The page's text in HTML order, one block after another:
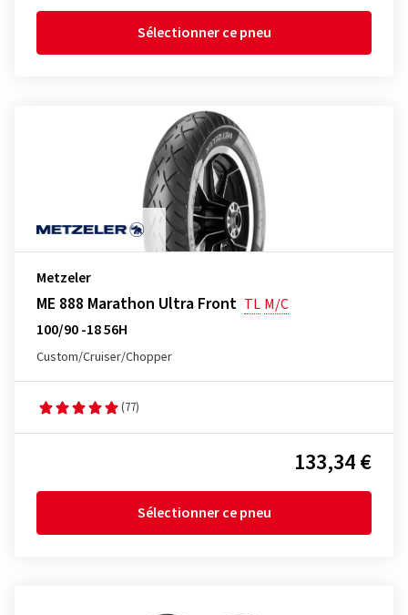
Sélectionner ce pneu
Metzeler
ME 888 Marathon Ultra Front TL M/C
100/90 -18 56H
Custom/Cruiser/Chopper
(77)
133,34 €
Sélectionner ce pneu